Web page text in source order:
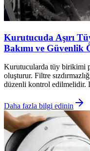
Kurutucuda Aşırı
Bakımı ve Güvenlik
Kurutucularda tüy birikimi
oluşturur. Filtre
düzenli kontrol edilmelidir.
Daha fazla bilgi edinin